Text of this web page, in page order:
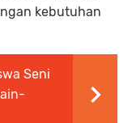
kebutuhan
Seni